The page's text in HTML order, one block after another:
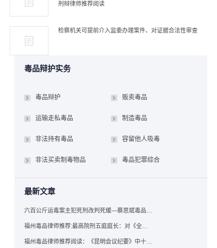
刑辩律师推荐阅读
检察机关可提前介入监委办理案件、对证据合法性审查
毒品辩护实务
毒品辩护 贩卖毒品
运输走私毒品 制造毒品
非法持有毒品 容留他人吸毒
非法买卖制毒物品 毒品犯罪综合
最新文章
六百公斤运毒案主犯死刑改判死缓—蔡思斌毒品犯罪辩护成功案例
福州毒品律师推荐:最高院刑五庭庭长：对《全国法院毒品案件审判工作会议纪要》的理解与适用
福州毒品律师推荐阅读：《昆明会议纪要》中十个“意想不到”的规定